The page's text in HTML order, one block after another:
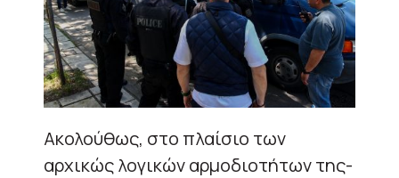
Ακολούθως, στο πλαίσιο των
αρχικώς λογικών αρμοδιοτήτων της-